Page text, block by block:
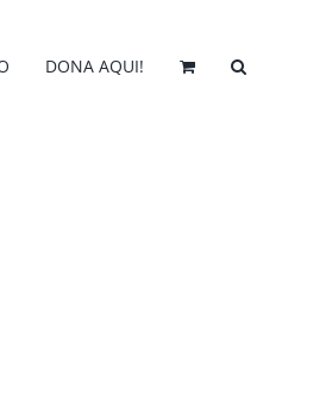
DONA AQUI!